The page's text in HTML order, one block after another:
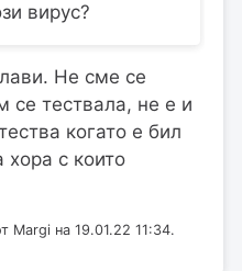
вирус?
Не сме се
се тествала, не е и
когато е бил
с които
Margi на 19.01.22 11:34.